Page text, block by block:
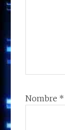
Nombre *